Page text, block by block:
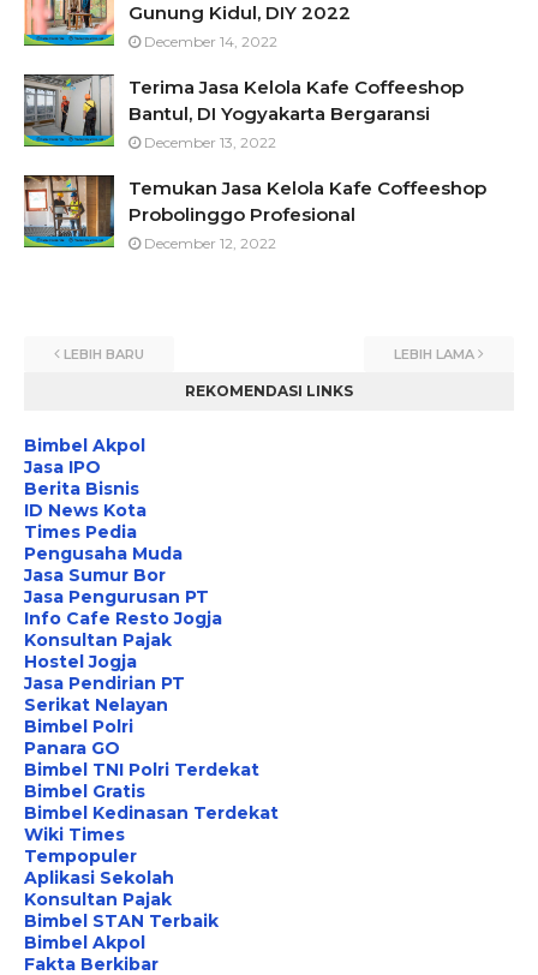
Gunung Kidul, DIY 2022
December 14, 2022
Terima Jasa Kelola Kafe Coffeeshop
Bantul, DI Yogyakarta Bergaransi
December 13, 2022
Temukan Jasa Kelola Kafe Coffeeshop
Probolinggo Profesional
December 12, 2022
LEBIH BARU LEBIH LAMA
REKOMENDASI LINKS
Bimbel Akpol
Jasa IPO
Berita Bisnis
ID News Kota
Times Pedia
Pengusaha Muda
Jasa Sumur Bor
Jasa Pengurusan PT
Info Cafe Resto Jogja
Konsultan Pajak
Hostel Jogja
Jasa Pendirian PT
Serikat Nelayan
Bimbel Polri
Panara GO
Bimbel TNI Polri Terdekat
Bimbel Gratis
Bimbel Kedinasan Terdekat
Wiki Times
Tempopuler
Aplikasi Sekolah
Konsultan Pajak
Bimbel STAN Terbaik
Bimbel Akpol
Fakta Berkibar